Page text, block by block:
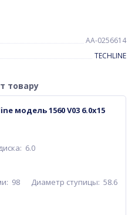
AA-0256614
TECHLINE
товару
модель 1560 V03 6.0х15
6.0
98 Диаметр ступицы: 58.6